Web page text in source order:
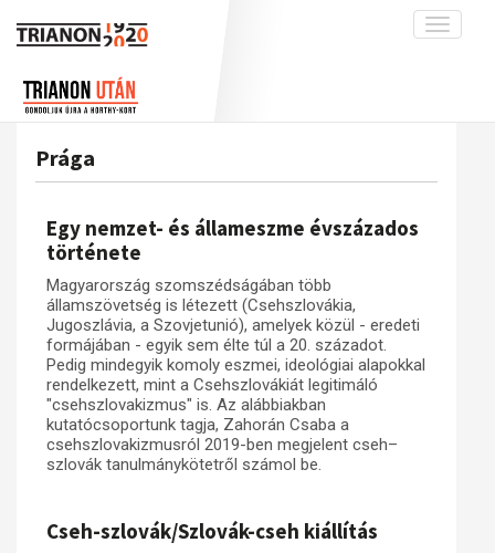
Toggle
A békerendszer megszilárdulása
Adatbázis
Emlékművek (feltöltés alatt)
Menekültek
Visszhang
Publikációk
Kapcsolat
Trianon-kommentár
Dokumentumok
Műhelymunkák
Prága
Egy nemzet- és állameszme évszázados
története
Magyarország szomszédságában több
államszövetség is létezett (Csehszlovákia,
Jugoszlávia, a Szovjetunió), amelyek közül - eredeti
formájában - egyik sem élte túl a 20. századot.
Pedig mindegyik komoly eszmei, ideológiai alapokkal
rendelkezett, mint a Csehszlovákiát legitimáló
"csehszlovakizmus" is. Az alábbiakban
kutatócsoportunk tagja, Zahorán Csaba a
csehszlovakizmusról 2019-ben megjelent cseh–
szlovák tanulmánykötetről számol be.
Cseh-szlovák/Szlovák-cseh kiállítás